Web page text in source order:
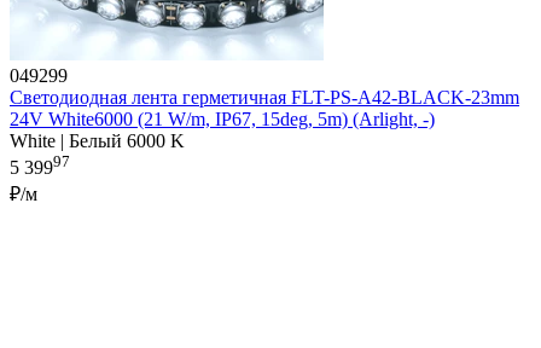
049299
Светодиодная лента герметичная FLT-PS-A42-BLACK-23mm
24V White6000 (21 W/m, IP67, 15deg, 5m) (Arlight, -)
White | Белый 6000 K
5 39997
₽/м